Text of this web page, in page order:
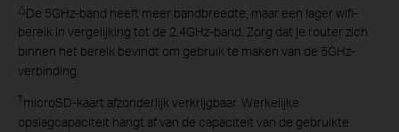
△De 5GHz-band heeft meer bandbreedte, maar een lager wifi-
bereik in vergelijking tot de 2.4GHz-band. Zorg dat je router zich
binnen het bereik bevindt om gebruik te maken van de 5GHz-
verbinding.
†microSD-kaart afzonderlijk verkrijgbaar. Werkelijke
opslagcapaciteit hangt af van de capaciteit van de gebruikte